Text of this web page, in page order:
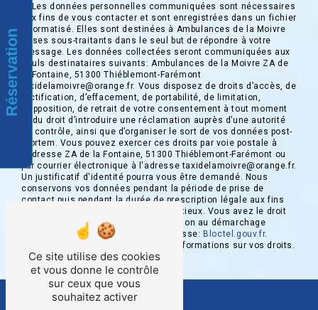
** Les données personnelles communiquées sont nécessaires
aux fins de vous contacter et sont enregistrées dans un fichier
informatisé. Elles sont destinées à Ambulances de la Moivre
et ses sous-traitants dans le seul but de répondre à votre
message. Les données collectées seront communiquées aux
seuls destinataires suivants: Ambulances de la Moivre ZA de
la Fontaine, 51300 Thiéblemont-Farémont
taxidelamoivre@orange.fr. Vous disposez de droits d’accès, de
rectification, d’effacement, de portabilité, de limitation,
d’opposition, de retrait de votre consentement à tout moment
et du droit d’introduire une réclamation auprès d’une autorité
de contrôle, ainsi que d’organiser le sort de vos données post-
mortem. Vous pouvez exercer ces droits par voie postale à
l'adresse ZA de la Fontaine, 51300 Thiéblemont-Farémont ou
par courrier électronique à l'adresse taxidelamoivre@orange.fr.
Un justificatif d'identité pourra vous être demandé. Nous
conservons vos données pendant la période de prise de
contact puis pendant la durée de prescription légale aux fins
probatoires et de gestion des contentieux. Vous avez le droit
de vous inscrire sur la liste d'opposition au démarchage
téléphonique, disponible à cette adresse: Bloctel.gouv.fr.
Consultez le site cnil.fr pour plus d’informations sur vos droits.
Réservation
Ce site utilise des cookies
et vous donne le contrôle
sur ceux que vous
souhaitez activer